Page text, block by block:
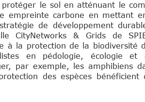
le sol en atténuant le
empreinte carbone en mettant
de développement
CityNetworks & Grids de
à la protection de la biodiversité
en pédologie, écologie et
par exemple, les amphibiens
des espèces